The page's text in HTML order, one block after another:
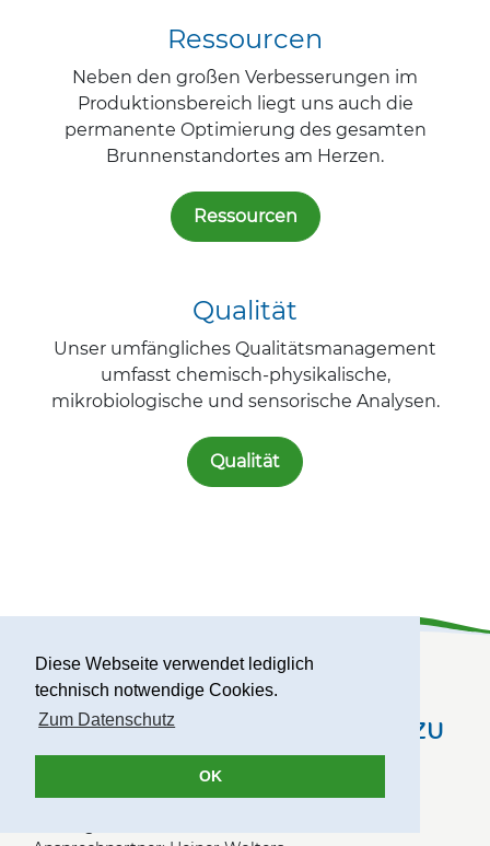
Diese Webseite verwendet lediglich
technisch notwendige Cookies.
Zum Datenschutz
OK
Ressourcen
Neben den großen Verbesserungen im
Produktionsbereich liegt uns auch die
permanente Optimierung des gesamten
Brunnenstandortes am Herzen.
Ressourcen
Qualität
Unser umfängliches Qualitätsmanagement
umfasst chemisch-physikalische,
mikrobiologische und sensorische Analysen.
Qualität
Nehmen Sie gerne Kontakt zu
uns auf